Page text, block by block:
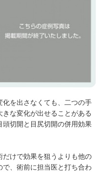
化を出さなくても、二つの手
な変化が出せることがある
頭切開と目尻切開の併用効果
けで効果を狙うよりも他の
、術前に担当医と打ち合わ